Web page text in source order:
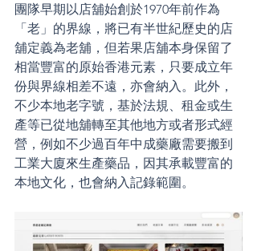
團隊早期以店舖始創於1970年前作為
「老」的界線，將已有半世紀歷史的店
舖定義為老舖，但若果店舖本身保留了
相當豐富的原始香港元素，只要成立年
份與界線相差不遠，亦會納入。此外，
不少本地老字號，基於法規、租金或生
產等已從地舖轉至其他地方或者形式經
營，例如不少過百年中成藥廠需要搬到
工業大廈來生產藥品，因其承載豐富的
本地文化，也會納入記錄範圍。